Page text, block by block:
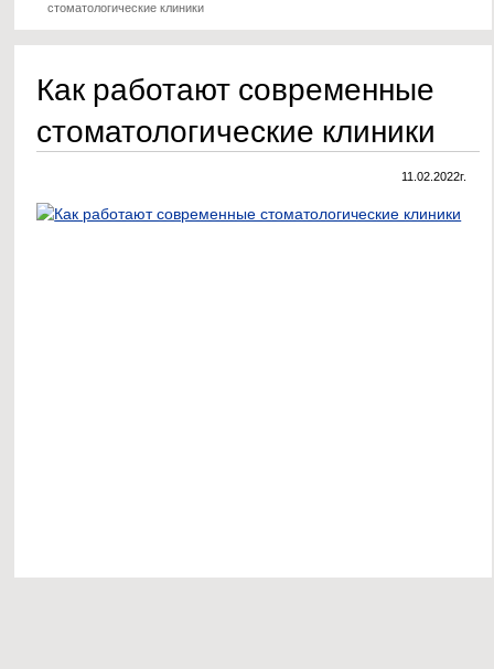
стоматологические клиники
Как работают современные
стоматологические клиники
11.02.2022г.